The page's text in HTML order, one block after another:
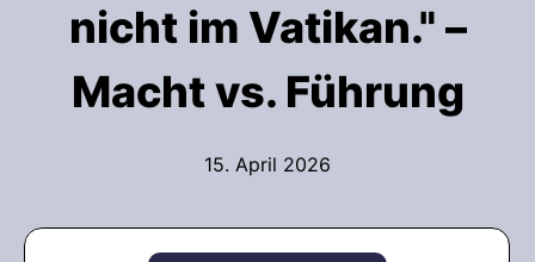
nicht im Vatikan." –
Macht vs. Führung
15. April 2026